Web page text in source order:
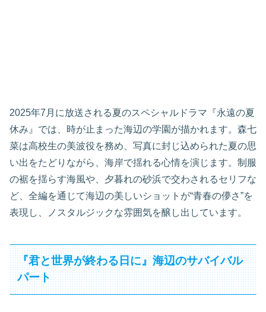
2025年7月に放送される夏のスペシャルドラマ『永遠の夏
休み』では、時が止まった海辺の学園が描かれます。森七
菜は高校生の美波役を務め、写真に封じ込められた夏の思
い出をたどりながら、海岸で揺れる心情を演じます。制服
の裾を揺らす海風や、夕暮れの砂浜で交わされるセリフな
ど、全編を通じて海辺の美しいショットが“青春の儚さ”を
表現し、ノスタルジックな雰囲気を醸し出しています。
『君と世界が終わる日に』海辺のサバイバル
パート